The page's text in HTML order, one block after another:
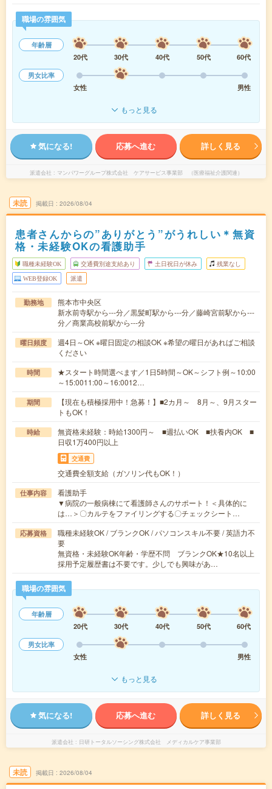
職場の雰囲気
年齢層
20代
30代 40代 50代
60代
男女比率
女性
男性
もっと見る
気になる! 応募へ進む 詳しく見る
派遣会社 マンパワーグループ株式会社 ケアサービス事業部 （医療福祉介護関連）
未読 掲載日 2026/08/04
患者さんからの”ありがとう”がうれしい＊無資
格・未経験OKの看護助手
職種未経験OK 交通費別途支給あり 土日祝日が休み 残業なし
WEB登録OK 派遣
勤務地
熊本市中央区
新水前寺駅から---分／黒髪町駅から---分／藤崎宮前駅から---
分／商業高校前駅から---分
曜日頻度
週4日～OK ※曜日固定の相談OK ※希望の曜日があればご相談
ください
時間
★スタート時間選べます／1日5時間～OK～シフト例～10:00
～15:0011:00～16:0012…
期間
【現在も積極採用中！急募！】■2カ月～ 8月～、9月スター
トもOK！
時給
無資格未経験：時給1300円～ ■週払いOK ■扶養内OK ■
日収1万400円以上
交通費
交通費全額支給（ガソリン代もOK！）
仕事内容
看護助手
▼病院の一般病棟にて看護師さんのサポート！＜具体的に
は…＞〇カルテをファイリングする〇チェックシート…
応募資格
職種未経験OK / ブランクOK / パソコンスキル不要 / 英語力不
要
無資格・未経験OK年齢・学歴不問 ブランクOK★10名以上
採用予定履歴書は不要です。少しでも興味があ…
職場の雰囲気
年齢層
20代
30代 40代 50代
60代
男女比率
女性
男性
もっと見る
気になる! 応募へ進む 詳しく見る
派遣会社 日研トータルソーシング株式会社 メディカルケア事業部
未読 掲載日 2026/08/04